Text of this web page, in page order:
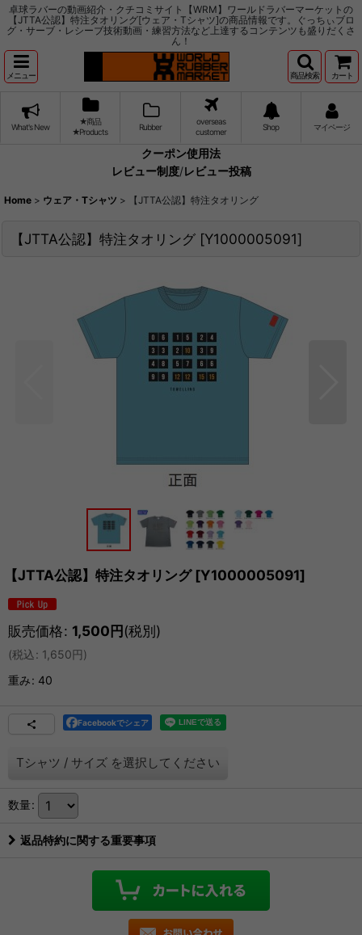
卓球ラバーの動画紹介・クチコミサイト【WRM】ワールドラバーマーケットの
【JTTA公認】特注タオリング[ウェア・Tシャツ]の商品情報です。ぐっちぃブロ
グ・サーブ・レシーブ技術動画・練習方法など上達するコンテンツも盛りだくさ
ん！
メニュー 商品検索 カート
What's New
★商品
★Products
Rubber
overseas
customer
Shop マイページ
クーポン使用法
レビュー制度/レビュー投稿
Home > ウェア・Tシャツ > 【JTTA公認】特注タオリング
【JTTA公認】特注タオリング [Y1000005091]
【JTTA公認】特注タオリング [Y1000005091]
販売価格: 1,500円 (税別)
(税込: 1,650円)
重み: 40
Facebookでシェア
Tシャツ / サイズ を選択してください
数量:
返品特約に関する重要事項